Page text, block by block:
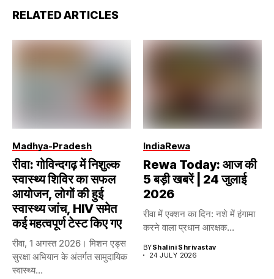
RELATED ARTICLES
Madhya-Pradesh
रीवा: गोविन्दगढ़ में निशुल्क
स्वास्थ्य शिविर का सफल
आयोजन, लोगों की हुई
स्वास्थ्य जांच, HIV समेत
कई महत्वपूर्ण टेस्ट किए गए
रीवा, 1 अगस्त 2026। मिशन एड्स
सुरक्षा अभियान के अंतर्गत सामुदायिक
स्वास्थ्य...
IndiaRewa
Rewa Today: आज की
5 बड़ी खबरें | 24 जुलाई
2026
रीवा में एक्शन का दिन: नशे में हंगामा
करने वाला प्रधान आरक्षक...
BYShalini Shrivastav
24 JULY 2026